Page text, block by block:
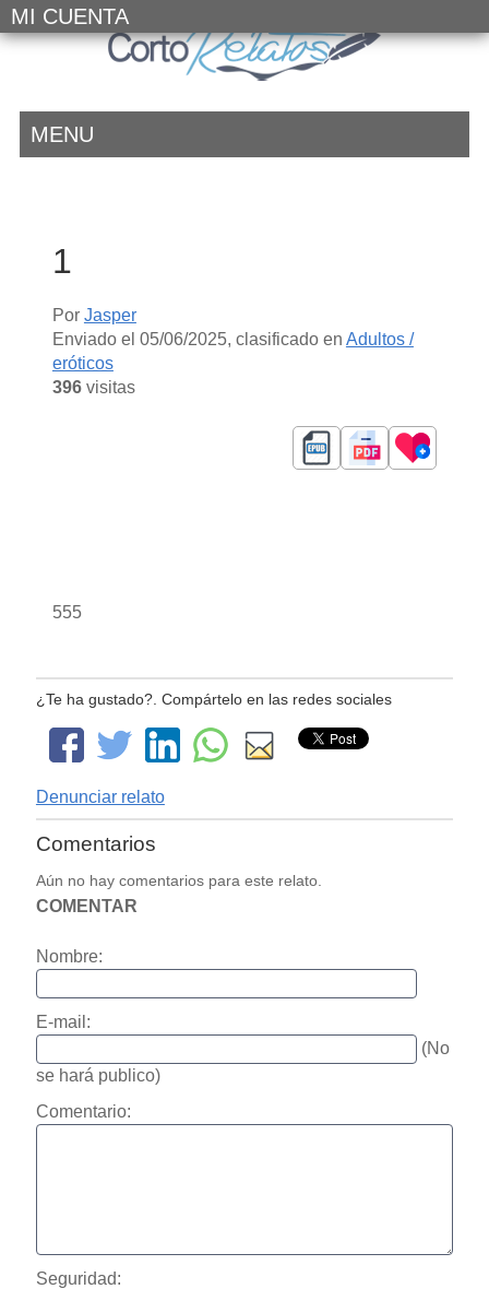
MI CUENTA
MENU
1
Por Jasper
Enviado el 05/06/2025, clasificado en Adultos /
eróticos
396visitas
555
¿Te ha gustado?. Compártelo en las redes sociales
Denunciar relato
Comentarios
Aún no hay comentarios para este relato.
COMENTAR
Nombre:
E-mail:
(No
se hará publico)
Comentario:
Seguridad: